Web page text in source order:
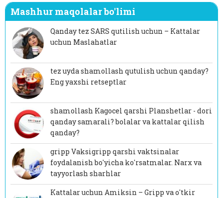
Mashhur maqolalar bo'limi
Qanday tez SARS qutilish uchun – Kattalar
uchun Maslahatlar
tez uyda shamollash qutulish uchun qanday?
Eng yaxshi retseptlar
shamollash Kagocel qarshi Planshetlar - dori
qanday samarali? bolalar va kattalar qilish
qanday?
gripp Vaksigripp qarshi vaktsinalar
foydalanish bo'yicha ko'rsatmalar. Narx va
tayyorlash sharhlar
Kattalar uchun Amiksin – Gripp va o'tkir